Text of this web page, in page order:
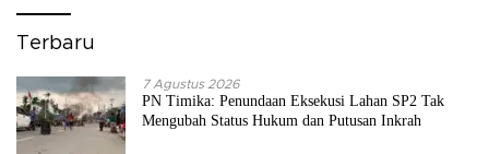
Terbaru
7 Agustus 2026
PN Timika: Penundaan Eksekusi Lahan SP2 Tak
Mengubah Status Hukum dan Putusan Inkrah